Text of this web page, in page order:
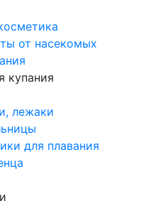
от насекомых
купания
лежаки
для плавания